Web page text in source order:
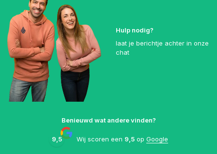
Hulp nodig?
laat je berichtje achter in onze
chat
Benieuwd wat andere vinden?
9,5 Wij scoren een 9,5 op Google